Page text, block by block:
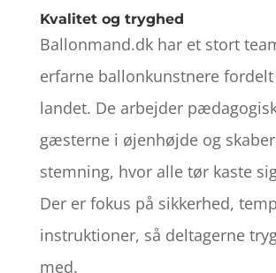
Kvalitet og tryghed
Ballonmand.dk har et stort
erfarne ballonkunstnere
landet. De arbejder
gæsterne i øjenhøjde og
stemning, hvor alle tør kaste
Der er fokus på sikkerhed,
instruktioner, så deltagerne
med.